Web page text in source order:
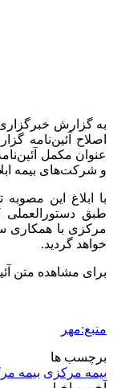
2 هفته پیش
کشف ۱۵۲ دستگاه ماینر غیرمجاز در لرستان
شفاف‌سازی ۲۸ میلیارد یورو تعهدات
2 هفته پیش
اکیپ
2 هفته پیش
ماجرای
عمار یاسر